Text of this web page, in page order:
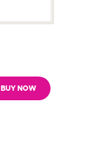
BUY NOW